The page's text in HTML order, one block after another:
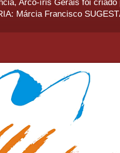
Arco-íris Gerais foi
Márcia Francisco